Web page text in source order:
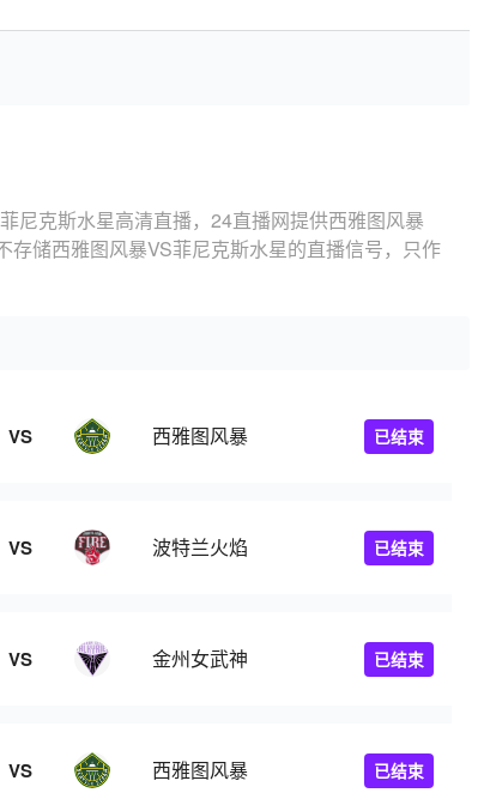
尼克斯水星高清直播，24直播网提供西雅图风暴
储西雅图风暴VS菲尼克斯水星的直播信号，只作
VS 西雅图风暴 已结束
VS 波特兰火焰 已结束
VS 金州女武神 已结束
VS 西雅图风暴 已结束